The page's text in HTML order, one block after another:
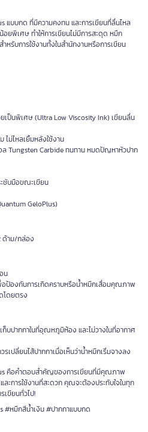
แบบกด ที่มีความคงทน และการเขียนที่ลื่นไหล
ยพิเศษ ทำให้การเขียนไม่มีการสะดุด หมึก
ำหรับการใช้งานทั้งในสำนักงานหรือการเขียน
ป็นพิเศษ (Ultra Low Viscosity Ink) เขียนลื่น
ไม่ไหลเยิ้มหลังใช้งาน
ล Tungsten Carbide ทนทาน หมดปัญหาหัวปาก
ชับมือขณะเขียน
GeloPlus)
ด้าม/กล่อง
น
อป้องกันการเกิดคราบหรือน้ำหมึกเสื่อมคุณภาพ
โดยตรง
บปากกาในที่อุณหภูมิห้อง และไม่วางในที่อากาศ
ปลี่ยนไส้ปากกาเมื่อเห็นว่าน้ำหมึกเริ่มจางลง
คือคำตอบสำคัญของการเขียนที่มีคุณภาพ
ะการใช้งานที่สะดวก คุณจะต้องประทับใจในทุก
เขียนทั่วไป!
#หมึกสีน้ำเงิน #ปากกาแบบกด